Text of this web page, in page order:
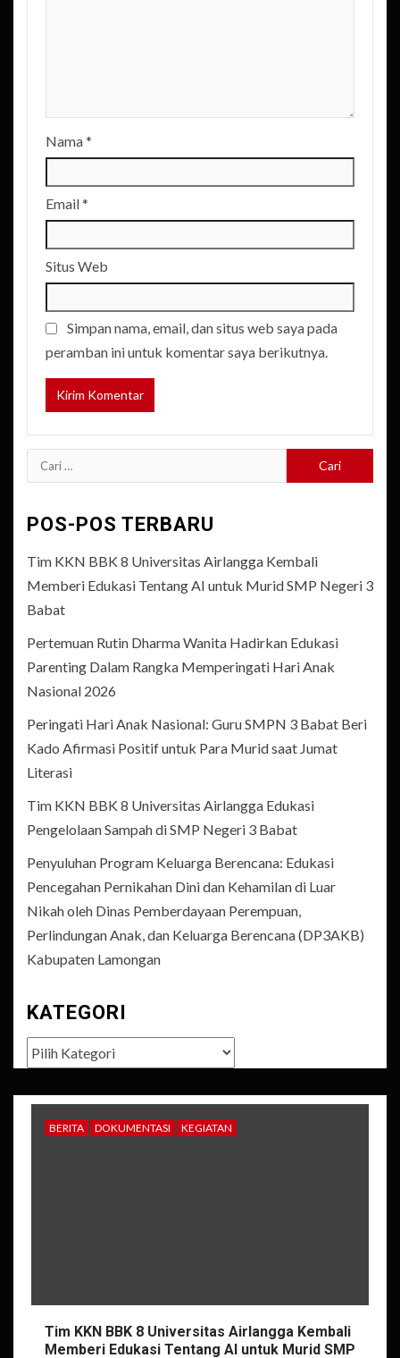
Nama*
Email*
Situs Web
Simpan nama, email, dan situs web saya pada
peramban ini untuk komentar saya berikutnya.
Cari
untuk:
POS-POS TERBARU
Tim KKN BBK 8 Universitas Airlangga Kembali
Memberi Edukasi Tentang AI untuk Murid SMP Negeri 3
Babat
Pertemuan Rutin Dharma Wanita Hadirkan Edukasi
Parenting Dalam Rangka Memperingati Hari Anak
Nasional 2026
Peringati Hari Anak Nasional: Guru SMPN 3 Babat Beri
Kado Afirmasi Positif untuk Para Murid saat Jumat
Literasi
Tim KKN BBK 8 Universitas Airlangga Edukasi
Pengelolaan Sampah di SMP Negeri 3 Babat
Penyuluhan Program Keluarga Berencana: Edukasi
Pencegahan Pernikahan Dini dan Kehamilan di Luar
Nikah oleh Dinas Pemberdayaan Perempuan,
Perlindungan Anak, dan Keluarga Berencana (DP3AKB)
Kabupaten Lamongan
KATEGORI
Kategori
BERITA DOKUMENTASI KEGIATAN
Tim KKN BBK 8 Universitas Airlangga Kembali
Memberi Edukasi Tentang AI untuk Murid SMP